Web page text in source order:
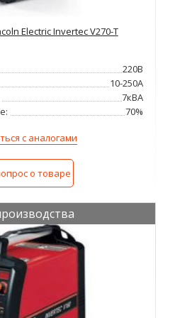
Electric Invertec V270-T
220В
10-250А
7кВА
70%
с аналогами
о товаре